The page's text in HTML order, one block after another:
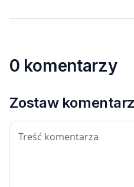
0 komentarzy
Zostaw komentarz